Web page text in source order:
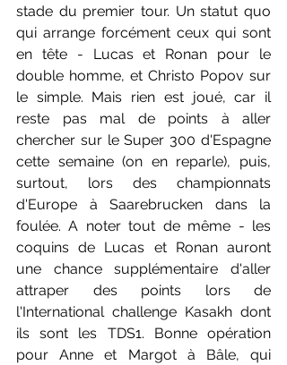
stade du premier tour. Un statut quo
qui arrange forcément ceux qui sont
en tête - Lucas et Ronan pour le
double homme, et Christo Popov sur
le simple. Mais rien est joué, car il
reste pas mal de points à aller
chercher sur le Super 300 d'Espagne
cette semaine (on en reparle), puis,
surtout, lors des championnats
d'Europe à Saarebrucken dans la
foulée. A noter tout de même - les
coquins de Lucas et Ronan auront
une chance supplémentaire d'aller
attraper des points lors de
l'International challenge Kasakh dont
ils sont les TDS1. Bonne opération
pour Anne et Margot à Bâle, qui